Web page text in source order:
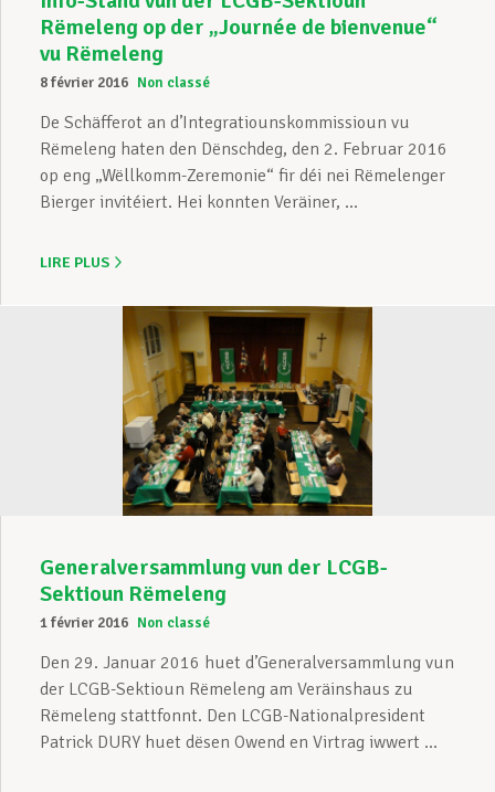
Rëmeleng op der „Journée de bienvenue“
vu Rëmeleng
8 février 2016 Non classé
De Schäfferot an d’Integratiounskommissioun vu
Rëmeleng haten den Dënschdeg, den 2. Februar 2016
op eng „Wëllkomm-Zeremonie“ fir déi nei Rëmelenger
Bierger invitéiert. Hei konnten Veräiner, ...
LIRE PLUS
Generalversammlung vun der LCGB-
Sektioun Rëmeleng
1 février 2016 Non classé
Den 29. Januar 2016 huet d’Generalversammlung vun
der LCGB-Sektioun Rëmeleng am Veräinshaus zu
Rëmeleng stattfonnt. Den LCGB-Nationalpresident
Patrick DURY huet dësen Owend en Virtrag iwwert ...